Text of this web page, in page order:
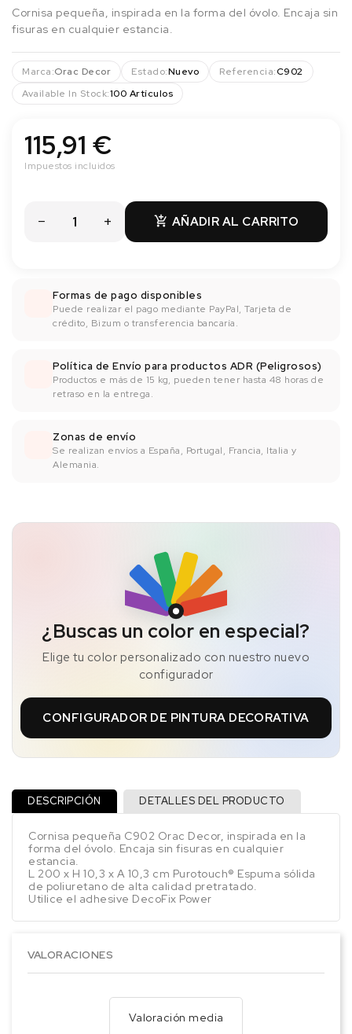
Cornisa pequeña, inspirada en la forma del óvolo. Encaja sin
fisuras en cualquier estancia.
Marca:Orac Decor Estado:Nuevo Referencia:C902
Available In Stock:100 Artículos
115,91 €
Impuestos incluidos
 AÑADIR AL CARRITO
Formas de pago disponibles
Puede realizar el pago mediante PayPal, Tarjeta de
crédito, Bizum o transferencia bancaría.
Política de Envío para productos ADR (Peligrosos)
Productos e más de 15 kg, pueden tener hasta 48 horas de
retraso en la entrega.
Zonas de envío
Se realizan envíos a España, Portugal, Francia, Italia y
Alemania.
¿Buscas un color en especial?
Elige tu color personalizado con nuestro nuevo
configurador
CONFIGURADOR DE PINTURA DECORATIVA
DESCRIPCIÓN DETALLES DEL PRODUCTO
Cornisa pequeña C902 Orac Decor, inspirada en la
forma del óvolo. Encaja sin fisuras en cualquier
estancia.
L 200 x H 10,3 x A 10,3 cm Purotouch® Espuma sólida
de poliuretano de alta calidad pretratado.
Utilice el adhesive DecoFix Power
VALORACIONES
Valoración media